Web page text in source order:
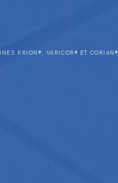
KRION®, VARICOR® ET CORIAN®